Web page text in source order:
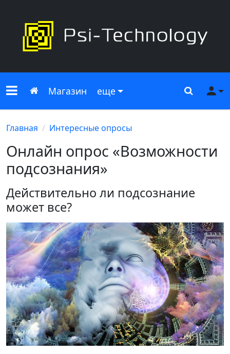
Меню сайта
Главная
Магазин еще Поиск
Главная Интересные опросы
Онлайн опрос «Возможности
подсознания»
Действительно ли подсознание
может все?